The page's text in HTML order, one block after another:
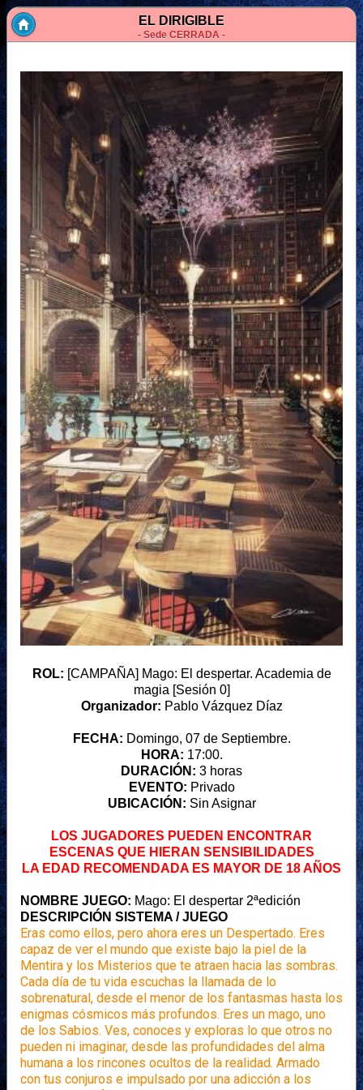
EL DIRIGIBLE
- Sede CERRADA -
ROL: [CAMPAÑA] Mago: El despertar. Academia de
magia [Sesión 0]
Organizador: Pablo Vázquez Díaz
FECHA: Domingo, 07 de Septiembre.
HORA: 17:00.
DURACIÓN: 3 horas
EVENTO: Privado
UBICACIÓN: Sin Asignar
LOS JUGADORES PUEDEN ENCONTRAR
ESCENAS QUE HIERAN SENSIBILIDADES
LA EDAD RECOMENDADA ES MAYOR DE 18 AÑOS
NOMBRE JUEGO: Mago: El despertar 2ªedición
DESCRIPCIÓN SISTEMA / JUEGO
Eras como ellos, pero ahora eres un Despertado. Eres
capaz de ver el mundo que existe bajo la piel de la
Mentira y los Misterios que te atraen hacia las sombras.
Cada día de tu vida escuchas la llamada de lo
sobrenatural, desde el menor de los fantasmas hasta los
enigmas cósmicos más profundos. Eres un mago, uno
de los Sabios. Ves, conoces y exploras lo que otros no
pueden ni imaginar, desde las profundidades del alma
humana a los rincones ocultos de la realidad. Armado
con tus conjuros e impulsado por una adicción a los